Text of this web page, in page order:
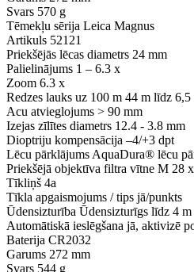
Svars 570 g
Tēmekļu sērija Leica Magnus
Artikuls 52121
Priekšējās lēcas diametrs 24 mm
Palielinājums 1 – 6.3 x
Zoom 6.3 x
Redzes lauks uz 100 m 44 m līdz 6,5
Acu atvieglojums > 90 mm
Izejas zīlītes diametrs 12.4 - 3.8 mm
Dioptriju kompensācija –4/+3 dpt
Lēcu pārklājums AquaDura® lēcu
Priekšējā objektīva filtra vītne M 28
Tīkliņš 4a
Tīkla apgaismojums / tips jā/punkts
Ūdensizturība Ūdensizturīgs līdz 4 m
Automātiskā ieslēgšana jā, aktivizē
Baterija CR2032
Garums 272 mm
Svars 544 g